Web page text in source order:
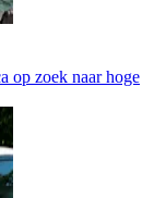
op zoek naar hoge